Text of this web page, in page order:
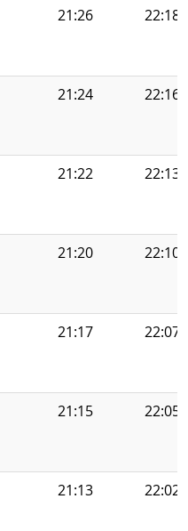
21:26 22:18
21:24 22:16
21:22 22:13
21:20 22:10
21:17 22:07
21:15 22:05
21:13 22:02